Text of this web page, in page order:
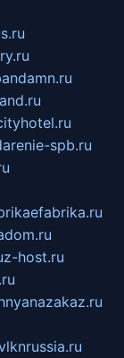
spb.ru
z-host.ru